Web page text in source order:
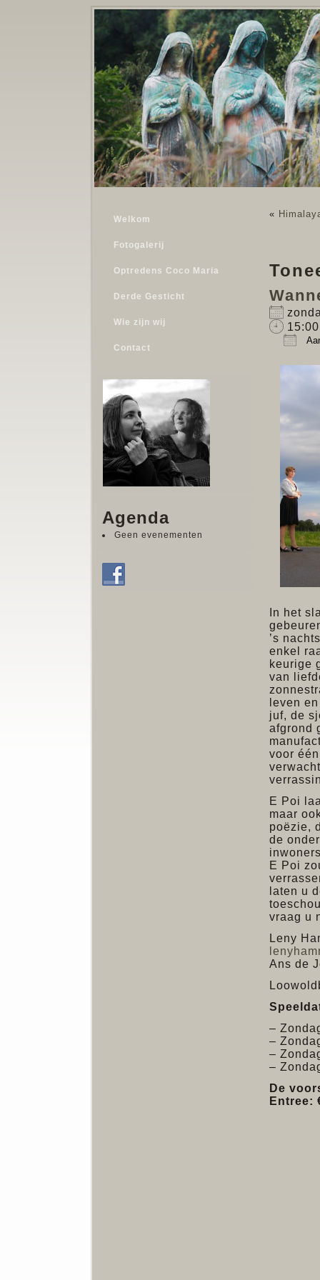
Welkom
Fotogalerij
Optredens Coco Maria
Derde Gesticht
Wie zijn wij
Contact
Agenda
Geen evenementen
«
15:00
In het
’s
enkel
keurige
van
leven
juf, de
afgrond
voor
E Poi
maar
poëzie,
de
E Poi
laten u
vraag u
Leny
Ans de
–
–
–
–
De
Entree: